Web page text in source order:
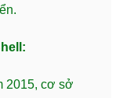
2015, cơ sở